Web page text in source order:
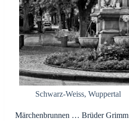
Schwarz-Weiss, Wuppertal
Märchenbrunnen … Brüder Grimm